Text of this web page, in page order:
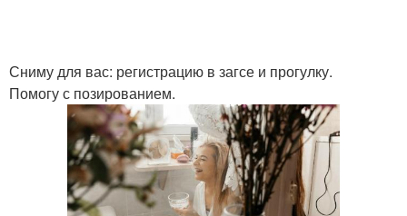
Сниму для вас: регистрацию в загсе и прогулку.
Помогу с позированием.